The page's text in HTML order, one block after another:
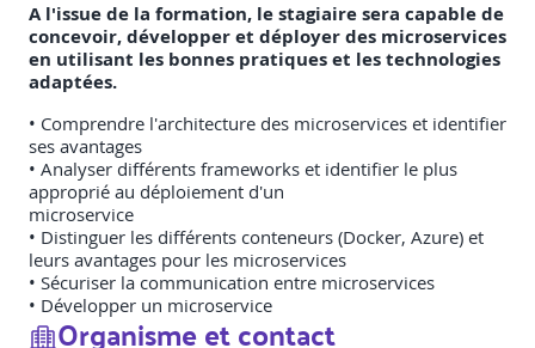
A l'issue de la formation, le stagiaire sera capable de
concevoir, développer et déployer des microservices
en utilisant les bonnes pratiques et les technologies
adaptées.
• Comprendre l'architecture des microservices et identifier
ses avantages
• Analyser différents frameworks et identifier le plus
approprié au déploiement d'un
microservice
• Distinguer les différents conteneurs (Docker, Azure) et
leurs avantages pour les microservices
• Sécuriser la communication entre microservices
• Développer un microservice
Organisme et contact